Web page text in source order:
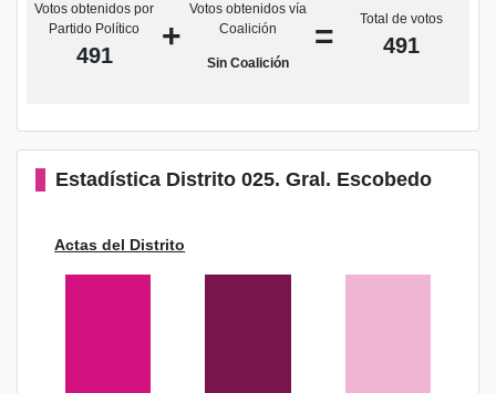
Votos obtenidos por
Partido Político
491
+
Votos obtenidos vía
Coalición
Sin Coalición
= Total de votos
491
Estadística Distrito 025. Gral. Escobedo
Actas del Distrito